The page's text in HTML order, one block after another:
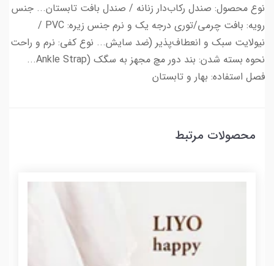
نوع محصول: صندل رکاب‌دار زنانه / صندل بافت تابستان... جنس
رویه: بافت چرمی/توری درجه یک و نرم جنس زیره: PVC /
نیولایت سبک و انعطاف‌پذیر (ضد سایش... نوع کفی: نرم و راحت
نحوه بسته شدن: بند دور مچ مجهز به سگک (Ankle Strap...
فصل استفاده: بهار و تابستان
محصولات مرتبط